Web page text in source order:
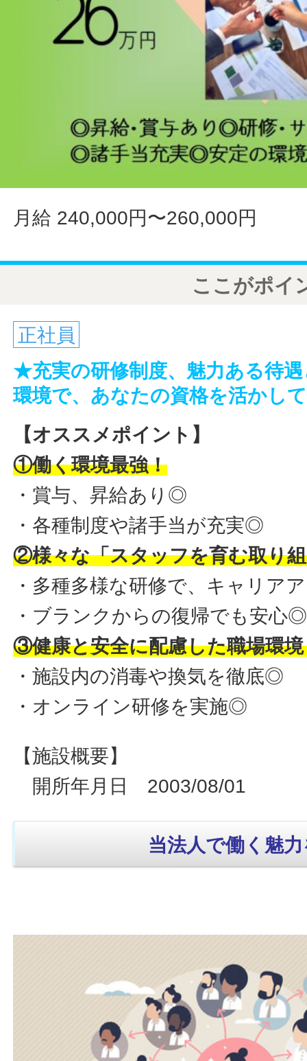
月給 240,000円〜260,000円
ここがポイ
正社員
★充実の研修制度、魅力ある待
環境で、あなたの資格を活かし
【オススメポイント】
①働く環境最強！
・賞与、昇給あり◎
・各種制度や諸手当が充実◎
②様々な「スタッフを育む取り
・多種多様な研修で、キャリア
・ブランクからの復帰でも安心◎
③健康と安全に配慮した職場環
・施設内の消毒や換気を徹底◎
・オンライン研修を実施◎
【施設概要】
開所年月日 2003/08/01
当法人で働く魅